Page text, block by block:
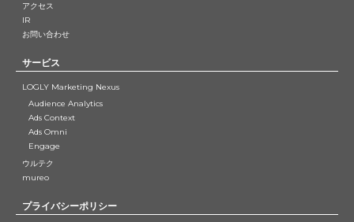
アクセス
IR
お問い合わせ
サービス
LOGLY Marketing Nexus
Audience Analytics
Ads Context
Ads Omni
Engage
ウルテク
mureo
プライバシーポリシー